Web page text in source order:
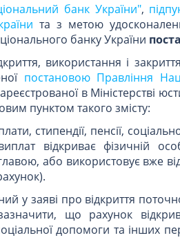
банк України",
та з метою
банку України
використання і
постановою Правління
в Міністерстві
пунктом такого змісту:
стипендії, пенсії,
відкриває фізичній
або використовує вже
у заяві про відкриття
що рахунок
допомоги та інших